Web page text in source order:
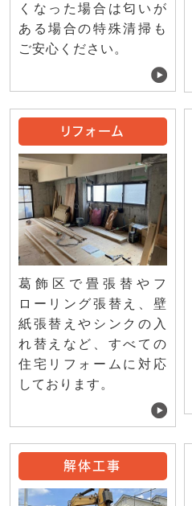
くなった場合は匂いが
ある場合の特殊清掃も
ご安心ください。
リフォーム
葛飾区で畳張替やフ
ローリング張替え、壁
紙張替えやシンクの入
れ替えなど、すべての
住宅リフォームに対応
しております。
解体工事